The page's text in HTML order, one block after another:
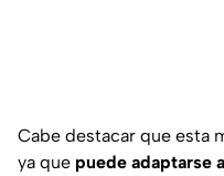
Cabe destacar que esta
ya que puede adaptarse